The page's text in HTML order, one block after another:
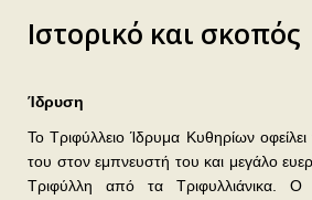
ΕΠΙΚΟΙΝΩΝΙΑ
Ιστορικό και σκοπός
Ίδρυση
Το Τριφύλλειο Ίδρυμα Κυθηρίων
του στον εμπνευστή του και μεγάλο
Τριφύλλη από τα Τριφυλλιάνικα. Ο